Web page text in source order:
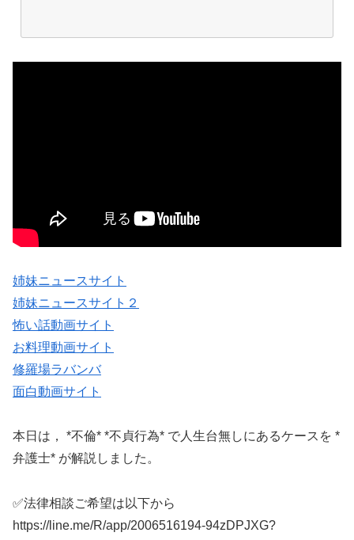
姉妹ニュースサイト
姉妹ニュースサイト２
怖い話動画サイト
お料理動画サイト
修羅場ラバンバ
面白動画サイト
本日は， *不倫* *不貞行為* で人生台無しにあるケースを *
弁護士* が解説しました。
✅法律相談ご希望は以下から
https://line.me/R/app/2006516194-94zDPJXG?